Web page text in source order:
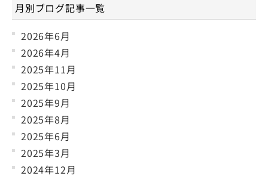
月別ブログ記事一覧
2026年6月
2026年4月
2025年11月
2025年10月
2025年9月
2025年8月
2025年6月
2025年3月
2024年12月